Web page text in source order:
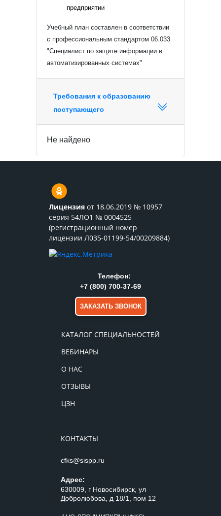
предприятии
Учебный план составлен в соответствии
с профессиональным стандартом 06.033
"Специалист по защите информации в
автоматизированных системах"
Требования к образованию
поступающего
Не найдено
Лицензия от 18.06.2019 № 10957
серия 54ЛО1 № 0004525
(регистрационный номер
лицензии Л035-01199-54/00209884)
КАТАЛОГ СПЕЦИАЛЬНОСТЕЙ
ВЕБИНАРЫ
О НАС
ОТЗЫВЫ
ЦЗН
КОНТАКТЫ
cfks@sispp.ru
Адрес:
630009, г Новосибирск, ул
Добролюбова, д 18/1, пом 12
Телефон:
+7 (800) 700-37-69
ЗАКАЗАТЬ ЗВОНОК